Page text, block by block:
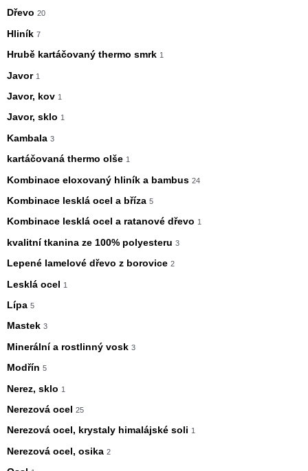
Dřevo 20
Hliník 7
Hrubě kartáčovaný thermo smrk 1
Javor 1
Javor, kov 1
Javor, sklo 1
Kambala 3
kartáčovaná thermo olše 1
Kombinace eloxovaný hliník a bambus 24
Kombinace lesklá ocel a bříza 5
Kombinace lesklá ocel a ratanové dřevo 1
kvalitní tkanina ze 100% polyesteru 3
Lepené lamelové dřevo z borovice 2
Lesklá ocel 1
Lípa 5
Mastek 3
Minerální a rostlinný vosk 3
Modřín 5
Nerez, sklo 1
Nerezová ocel 25
Nerezová ocel, krystaly himalájské soli 1
Nerezová ocel, osika 2